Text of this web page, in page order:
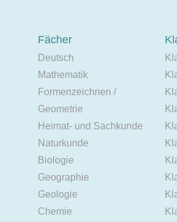
Fächer
Deutsch
Mathematik
Formenzeichnen /
Geometrie
Heimat- und Sachkunde
Naturkunde
Biologie
Geographie
Geologie
Chemie